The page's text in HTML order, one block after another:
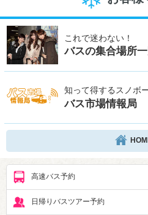
これで迷わない！
バスの集合場所
知って得するスノボ
バス市場情報局
高速バス予約
日帰りバスツアー予約